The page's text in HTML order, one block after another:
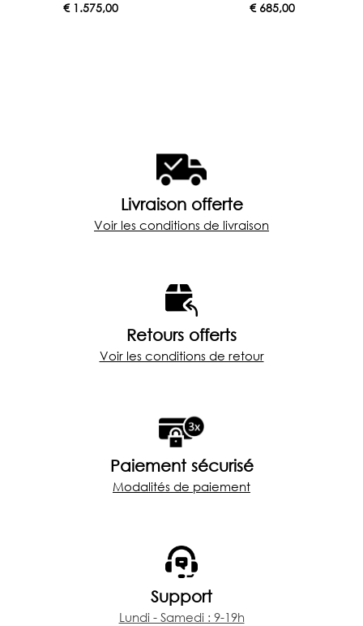
€1.575,00 €685,00
Livraison offerte
Voir les conditions de livraison
Retours offerts
Voir les conditions de retour
Paiement sécurisé
Modalités de paiement
Support
Lundi - Samedi : 9-19h